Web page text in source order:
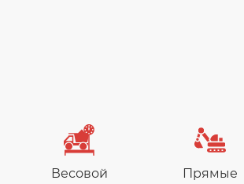
Весовой
Прямые